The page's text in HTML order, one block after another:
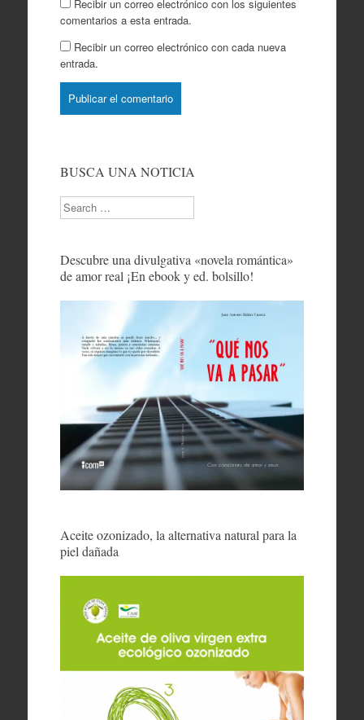
Recibir un correo electrónico con los siguientes
comentarios a esta entrada.
Recibir un correo electrónico con cada nueva
entrada.
BUSCA UNA NOTICIA
Search
Descubre una divulgativa «novela romántica»
de amor real ¡En ebook y ed. bolsillo!
Aceite ozonizado, la alternativa natural para la
piel dañada